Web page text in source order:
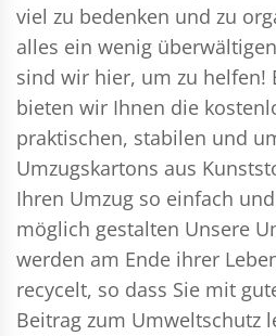
viel zu bedenken und zu
alles ein wenig
sind wir hier, um zu helfen!
bieten wir Ihnen die
praktischen, stabilen und
Umzugskartons aus
Ihren Umzug so einfach
möglich gestalten Unsere
werden am Ende ihrer
recycelt, so dass Sie mit
Beitrag zum Umweltschutz